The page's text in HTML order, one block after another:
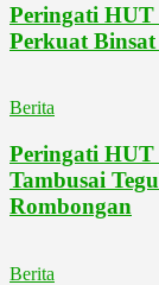
Peringati
Perkuat
Berita
Peringati
Tambusai
Rombongan
Berita